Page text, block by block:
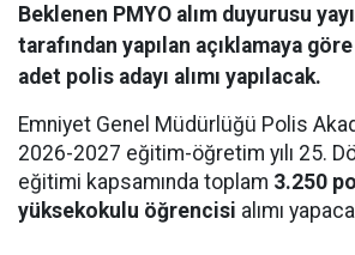
Beklenen PMYO alım duyurusu
tarafından yapılan açıklamaya
adet polis adayı alımı yapılacak.
Emniyet Genel Müdürlüğü Polis
2026-2027 eğitim-öğretim yılı 25.
eğitimi kapsamında toplam 3.250
yüksekokulu öğrencisi alımı